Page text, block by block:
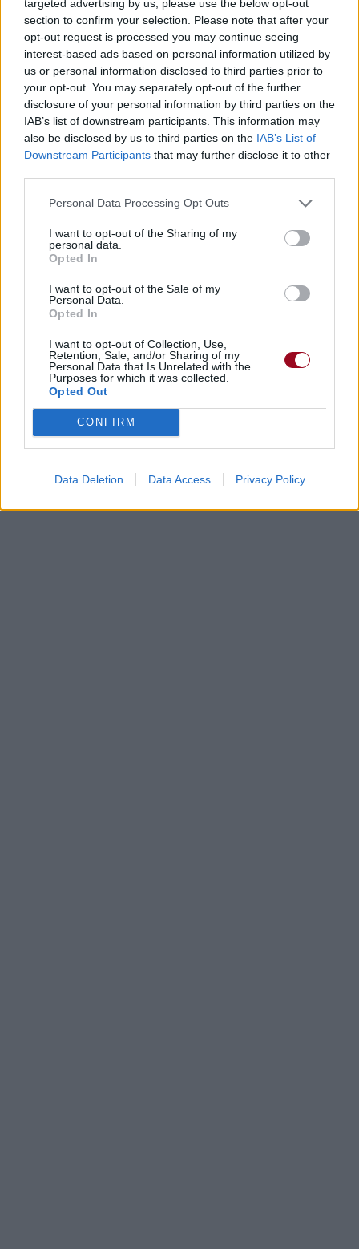
targeted advertising by us, please use the below opt-out
section to confirm your selection. Please note that after your
opt-out request is processed you may continue seeing
interest-based ads based on personal information utilized by
us or personal information disclosed to third parties prior to
your opt-out. You may separately opt-out of the further
disclosure of your personal information by third parties on the
IAB’s list of downstream participants. This information may
also be disclosed by us to third parties on the IAB’s List of
Downstream Participants that may further disclose it to other
Personal Data Processing Opt Outs
I want to opt-out of the Sharing of my
personal data.
Opted In
I want to opt-out of the Sale of my
Personal Data.
Opted In
I want to opt-out of Collection, Use,
Retention, Sale, and/or Sharing of my
Personal Data that Is Unrelated with the
Purposes for which it was collected.
Opted Out
CONFIRM
Data Deletion Data Access Privacy Policy